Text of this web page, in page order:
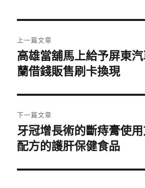
章
導
覽
上一篇文章
上
一
文
章:
高雄當舖馬上給予屏東
蘭借錢販售刷卡換現
下一篇文章
下
一
文
牙冠增長術的斷痔膏使
配方的護肝保健食品